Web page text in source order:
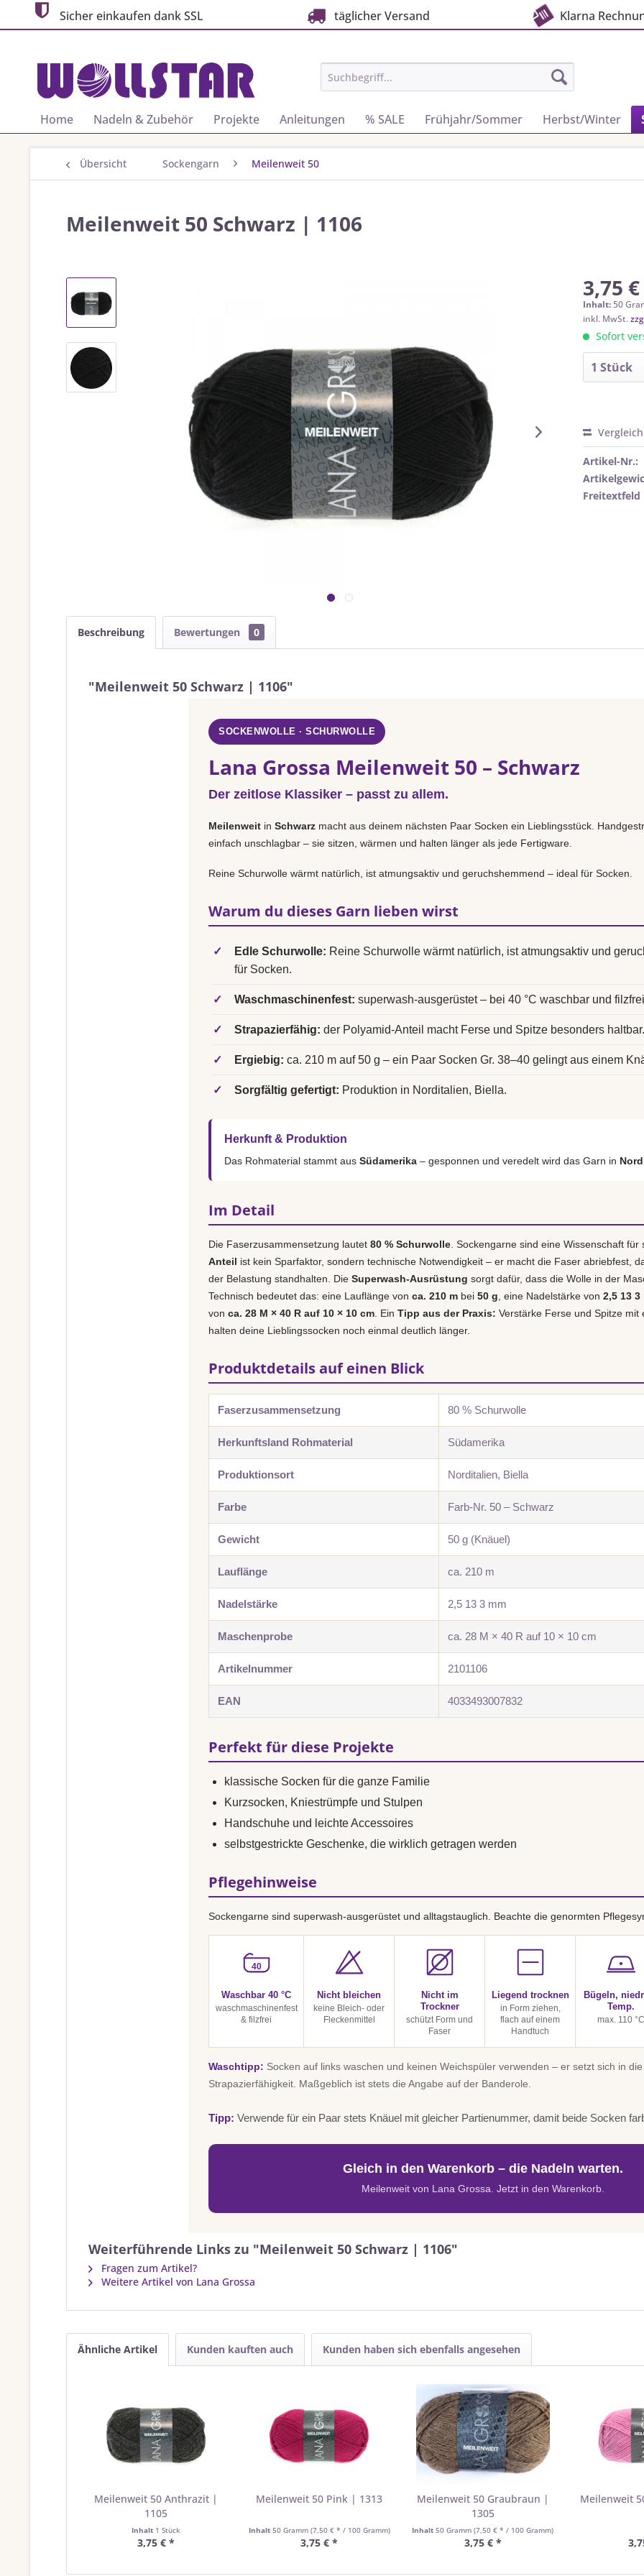
Sicher einkaufen dank SSL täglicher Versand Klarna
Home Nadeln & Zubehör Projekte Anleitungen % SALE Frühjahr/Sommer Herbst/Winter
Übersicht Sockengarn Meilenweit 50
Meilenweit 50 Schwarz | 1106
3,75
Inhalt: 50
inkl. MwSt.
Sofort
Artikel-Nr.:
Freitextfeld
Beschreibung Bewertungen 0
"Meilenweit 50 Schwarz | 1106"
SOCKENWOLLE · SCHURWOLLE
Lana Grossa Meilenweit 50 – Schwarz
Der zeitlose Klassiker – passt zu allem.
Meilenweit in Schwarz macht aus deinem nächsten Paar Socken ein Lieblingsstück.
einfach unschlagbar – sie sitzen, wärmen und halten länger als jede Fertigware.
Reine Schurwolle wärmt natürlich, ist atmungsaktiv und geruchshemmend – ideal für Socken.
Warum du dieses Garn lieben wirst
✓ Edle Schurwolle: Reine Schurwolle wärmt natürlich, ist atmungsaktiv und
für Socken.
✓ Waschmaschinenfest: superwash-ausgerüstet – bei 40 °C waschbar und
✓ Strapazierfähig: der Polyamid-Anteil macht Ferse und Spitze besonders haltbar.
✓ Ergiebig: ca. 210 m auf 50 g – ein Paar Socken Gr. 38–40 gelingt aus einem
✓ Sorgfältig gefertigt: Produktion in Norditalien, Biella.
Herkunft & Produktion
Das Rohmaterial stammt aus Südamerika – gesponnen und veredelt wird das Garn in
Im Detail
Die Faserzusammensetzung lautet 80 % Schurwolle . Sockengarne sind eine Wissenschaft für
Anteil ist kein Sparfaktor, sondern technische Notwendigkeit – er macht die Faser abriebfest,
der Belastung standhalten. Die Superwash-Ausrüstung sorgt dafür, dass die Wolle in der
Technisch bedeutet das: eine Lauflänge von ca. 210 m bei 50 g , eine Nadelstärke von 2,5 13 3
von ca. 28 M × 40 R auf 10 × 10 cm . Ein Tipp aus der Praxis: Verstärke Ferse und Spitze mit
halten deine Lieblingssocken noch einmal deutlich länger.
Produktdetails auf einen Blick
Faserzusammensetzung 80 % Schurwolle
Herkunftsland Rohmaterial Südamerika
Produktionsort Norditalien, Biella
Farbe Farb-Nr. 50 – Schwarz
Gewicht 50 g (Knäuel)
Lauflänge ca. 210 m
Nadelstärke 2,5 13 3 mm
Maschenprobe ca. 28 M × 40 R auf 10 × 10 cm
Artikelnummer 2101106
EAN 4033493007832
Perfekt für diese Projekte
klassische Socken für die ganze Familie
Kurzsocken, Kniestrümpfe und Stulpen
Handschuhe und leichte Accessoires
selbstgestrickte Geschenke, die wirklich getragen werden
Pflegehinweise
Sockengarne sind superwash-ausgerüstet und alltagstauglich. Beachte die genormten
40
Waschbar 40 °C
waschmaschinenfest
& filzfrei
Nicht bleichen
keine Bleich- oder
Fleckenmittel
Nicht im
Trockner
schützt Form und
Faser
Liegend trocknen
in Form ziehen,
flach auf einem
Handtuch
Bügeln,
Temp.
max. 110 °C
Waschtipp: Socken auf links waschen und keinen Weichspüler verwenden – er setzt sich in
Strapazierfähigkeit. Maßgeblich ist stets die Angabe auf der Banderole.
Tipp: Verwende für ein Paar stets Knäuel mit gleicher Partienummer, damit beide Socken
Gleich in den Warenkorb – die Nadeln warten.
Meilenweit von Lana Grossa. Jetzt in den Warenkorb.
Weiterführende Links zu "Meilenweit 50 Schwarz | 1106"
Fragen zum Artikel?
Weitere Artikel von Lana Grossa
Ähnliche Artikel Kunden kauften auch Kunden haben sich ebenfalls angesehen
Meilenweit 50 Anthrazit |
1105
Inhalt 1 Stück
3,75 € *
Meilenweit 50 Pink | 1313
Inhalt 50 Gramm (7,50 € * / 100 Gramm)
3,75 € *
Meilenweit 50 Graubraun |
1305
Inhalt50 Gramm(7,50 € * / 100 Gramm)
3,75 € *
Meilenweit